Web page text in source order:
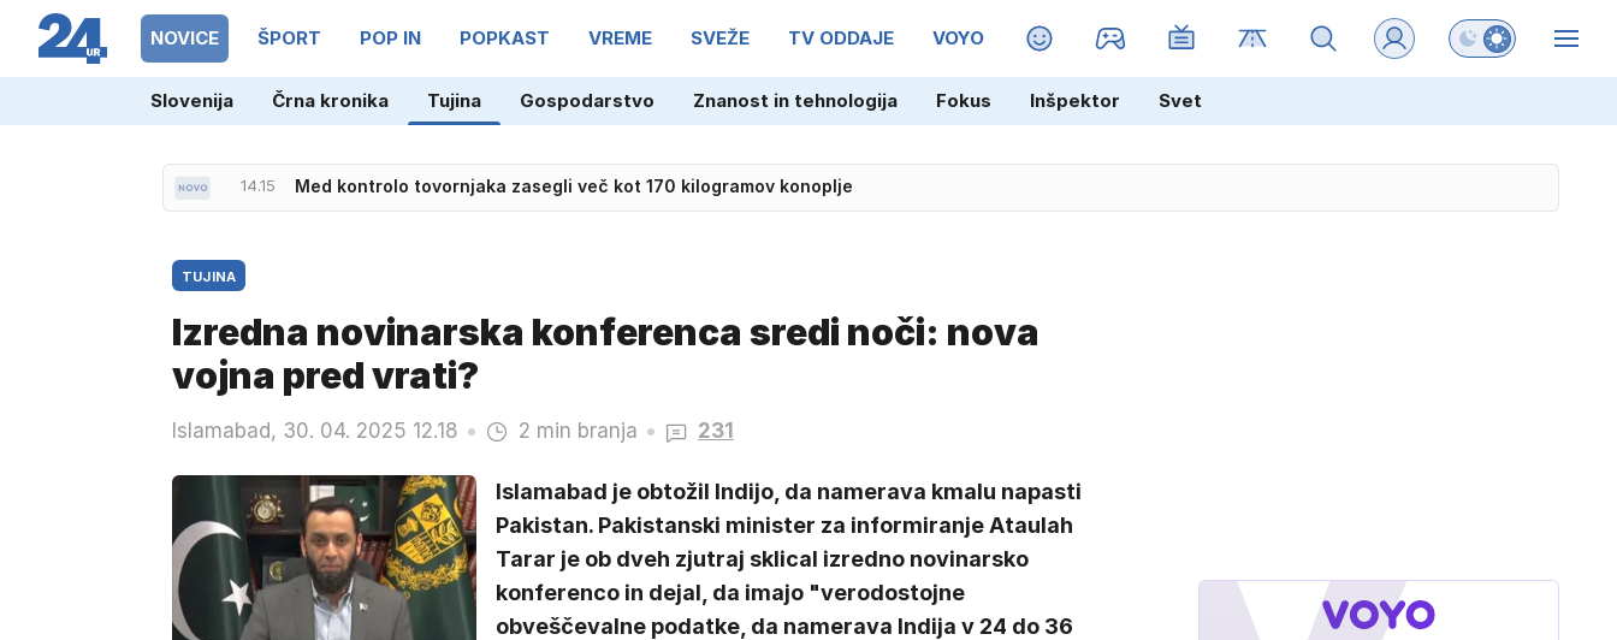
NOVICE ŠPORT POP IN POPKAST VREME SVEŽE TV ODDAJE VOYO MAGAZIN Preklopi barvni
Slovenija Črna kronika Tujina Gospodarstvo Znanost in tehnologija Fokus Inšpektor Svet
14.15 Med kontrolo tovornjaka zasegli več kot 170 kilogramov konoplje
TUJINA
Izredna novinarska konferenca sredi noči: nova
vojna pred vrati?
Islamabad, 30. 04. 2025 12.18 2 min branja 231
Islamabad je obtožil Indijo, da namerava kmalu napasti
Pakistan. Pakistanski minister za informiranje Ataulah
Tarar je ob dveh zjutraj sklical izredno novinarsko
konferenco in dejal, da imajo "verodostojne
obveščevalne podatke, da namerava Indija v 24 do 36